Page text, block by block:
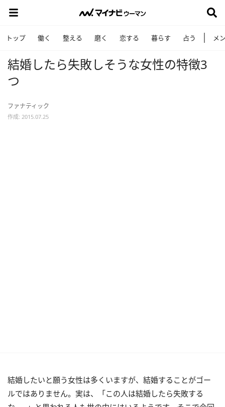
トップ 働く 整える 磨く 恋する 暮らす 占う メ
結婚したら失敗しそうな女性の特徴3
つ
ファナティック
作成: 2015.07.25
結婚したいと願う女性は多くいますが、結婚することがゴー
ルではありません。実は、「この人は結婚したら失敗する